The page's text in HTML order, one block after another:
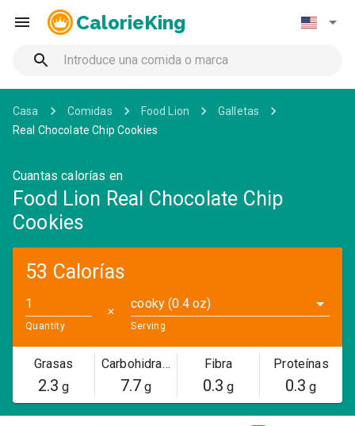
CalorieKing
Casa Comidas Food Lion
Galletas
Real Chocolate Chip Cookies
Cuantas calorías en
Food Lion Real Chocolate Chip
Cookies
53 Calorías
Quantity
✕
cooky (0.4 oz)
Serving
Grasas
2.3 g
Carbohidratos
7.7g
Fibra
0.3 g
Proteínas
0.3 g